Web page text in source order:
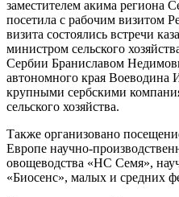
заместителем акима региона
посетила с рабочим визитом
визита состоялись встречи
министром сельского
Сербии Браниславом
автономного края
крупными сербскими
сельского хозяйства.
Также организовано
Европе научно-
овощеводства «НС Семя»,
«Биосенc», малых и средних